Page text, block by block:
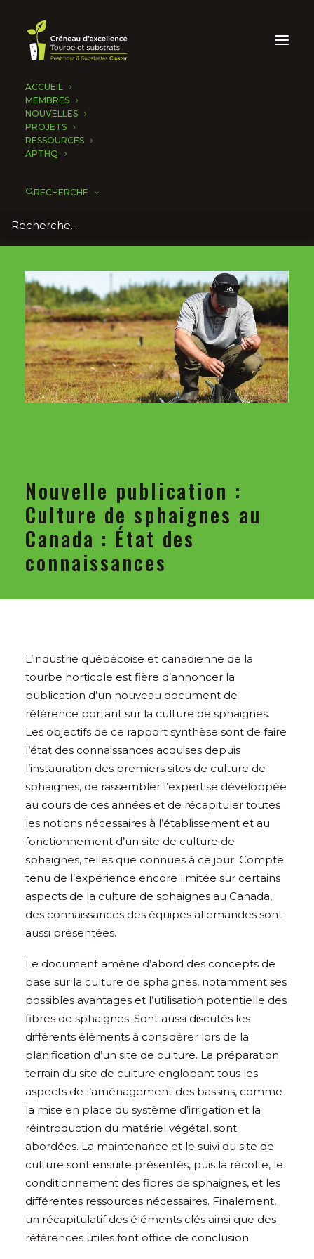
ACCUEIL
MEMBRES
NOUVELLES
PROJETS
RESSOURCES
APTHQ
RECHERCHE
Nouvelle publication :
Culture de sphaignes au
Canada : État des
connaissances
L’industrie québécoise et canadienne de la
tourbe horticole est fière d’annoncer la
publication d’un nouveau document de
référence portant sur la culture de sphaignes.
Les objectifs de ce rapport synthèse sont de faire
l’état des connaissances acquises depuis
l’instauration des premiers sites de culture de
sphaignes, de rassembler l’expertise développée
au cours de ces années et de récapituler toutes
les notions nécessaires à l’établissement et au
fonctionnement d’un site de culture de
sphaignes, telles que connues à ce jour. Compte
tenu de l’expérience encore limitée sur certains
aspects de la culture de sphaignes au Canada,
des connaissances des équipes allemandes sont
aussi présentées.
Le document amène d’abord des concepts de
base sur la culture de sphaignes, notamment ses
possibles avantages et l’utilisation potentielle des
fibres de sphaignes. Sont aussi discutés les
différents éléments à considérer lors de la
planification d’un site de culture. La préparation
terrain du site de culture englobant tous les
aspects de l’aménagement des bassins, comme
la mise en place du système d’irrigation et la
réintroduction du matériel végétal, sont
abordées. La maintenance et le suivi du site de
culture sont ensuite présentés, puis la récolte, le
conditionnement des fibres de sphaignes, et les
différentes ressources nécessaires. Finalement,
un récapitulatif des éléments clés ainsi que des
références utiles font office de conclusion.